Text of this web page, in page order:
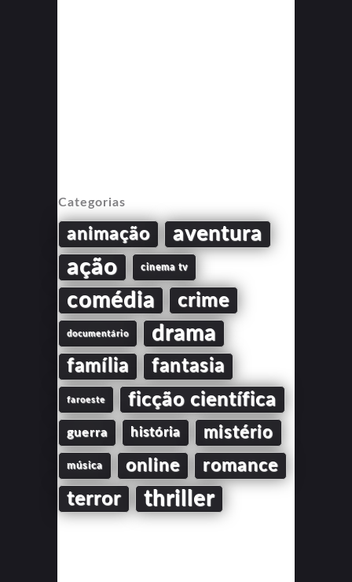
Categorias
animação aventura
ação cinema tv
comédia crime
documentário drama
família fantasia
faroeste ficção científica
guerra história mistério
música online romance
terror thriller